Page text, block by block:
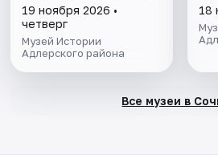
19 ноября 2026 •
четверг
Музей Истории
Адлерского района
18
Все музеи в